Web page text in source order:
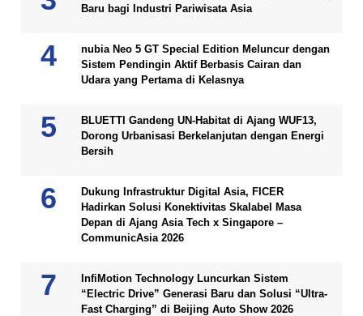
Baru bagi Industri Pariwisata Asia
nubia Neo 5 GT Special Edition Meluncur dengan
Sistem Pendingin Aktif Berbasis Cairan dan
Udara yang Pertama di Kelasnya
BLUETTI Gandeng UN-Habitat di Ajang WUF13,
Dorong Urbanisasi Berkelanjutan dengan Energi
Bersih
Dukung Infrastruktur Digital Asia, FICER
Hadirkan Solusi Konektivitas Skalabel Masa
Depan di Ajang Asia Tech x Singapore –
CommunicAsia 2026
InfiMotion Technology Luncurkan Sistem
“Electric Drive” Generasi Baru dan Solusi “Ultra-
Fast Charging” di Beijing Auto Show 2026